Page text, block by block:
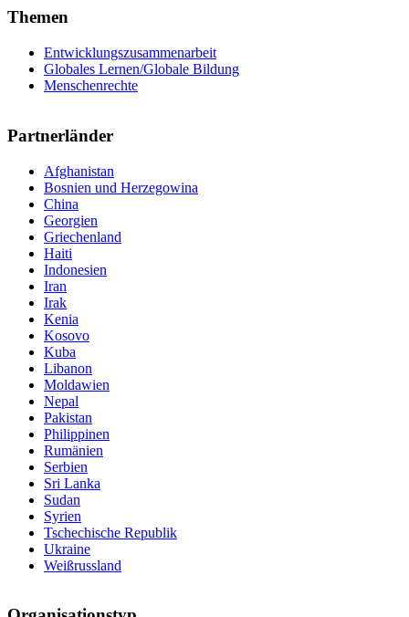
Themen
Entwicklungszusammenarbeit
Globales Lernen/Globale Bildung
Menschenrechte
Partnerländer
Afghanistan
Bosnien und Herzegowina
China
Georgien
Griechenland
Haiti
Indonesien
Iran
Irak
Kenia
Kosovo
Kuba
Libanon
Moldawien
Nepal
Pakistan
Philippinen
Rumänien
Serbien
Sri Lanka
Sudan
Syrien
Tschechische Republik
Ukraine
Weißrussland